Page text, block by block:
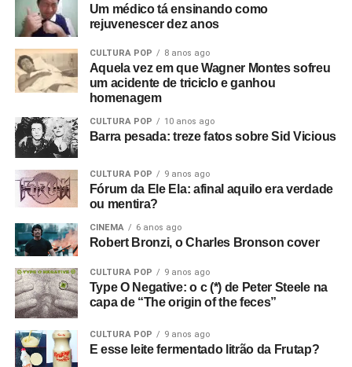
Um médico tá ensinando como
rejuvenescer dez anos
CULTURA POP 8 anos ago
Aquela vez em que Wagner Montes sofreu
um acidente de triciclo e ganhou
homenagem
CULTURA POP 10 anos ago
Barra pesada: treze fatos sobre Sid Vicious
CULTURA POP 9 anos ago
Fórum da Ele Ela: afinal aquilo era verdade
ou mentira?
CINEMA 6 anos ago
Robert Bronzi, o Charles Bronson cover
CULTURA POP 9 anos ago
Type O Negative: o c (*) de Peter Steele na
capa de “The origin of the feces”
CULTURA POP 9 anos ago
E esse leite fermentado litrão da Frutap?